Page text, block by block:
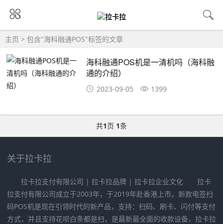
主页 > 包含"海科融通POS"标签的文章
海科融通POS机是一清机吗（海科融
通的介绍）
2023-09-05 1399
共1页 1条
关于拉卡拉
拉卡拉支付有限公司 | 拉卡拉品牌 | 拉卡拉企业文化 拉卡
拉支付有限公司成立于2003年，于2019年赴香港上市。新款电签扫
码POS机是现在引领时代的新产品，支持：扫码、刷卡、闪付等支付
方式，并且支持花呗白条都是扫，是最新最全面的收款设备，拉卡拉